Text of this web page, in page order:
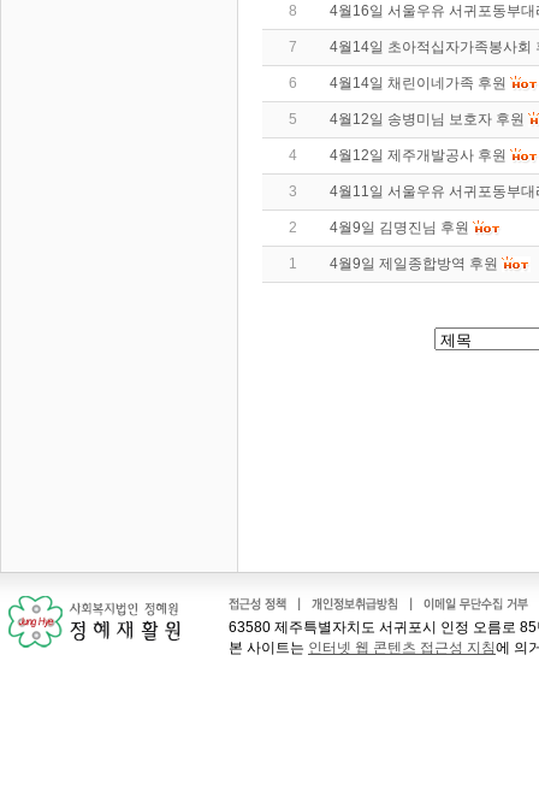
8 4월16일 서울우유 서귀포동부대
7 4월14일 초아적십자가족봉사회
6 4월14일 채린이네가족 후원
5 4월12일 송병미님 보호자 후원
4 4월12일 제주개발공사 후원
3 4월11일 서울우유 서귀포동부대
2 4월9일 김명진님 후원
1 4월9일 제일종합방역 후원
63580 제주특별자치도 서귀포시 인정 오름로
본 사이트는 인터넷 웹 콘텐츠 접근성 지침에 의